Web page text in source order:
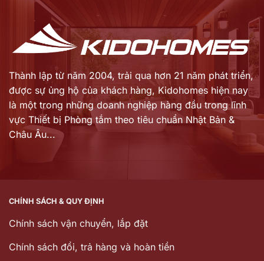
12.991.000 ₫.
Thành lập từ năm 2004, trải qua hơn 21 năm phát triển,
được sự ủng hộ của khách hàng, Kidohomes hiện nay
là một trong những doanh nghiệp hàng đầu trong lĩnh
vực Thiết bị Phòng tắm theo tiêu chuẩn Nhật Bản &
Châu Âu...
CHÍNH SÁCH & QUY ĐỊNH
Chính sách vận chuyển, lắp đặt
Chính sách đổi, trả hàng và hoàn tiền